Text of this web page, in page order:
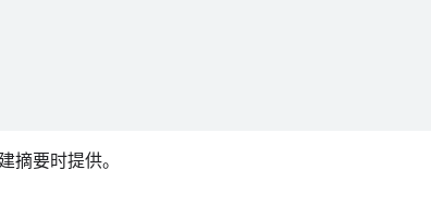
摘要时提供。